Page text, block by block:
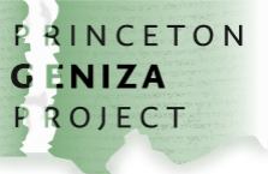
דילוג לתוכן
דף הבית